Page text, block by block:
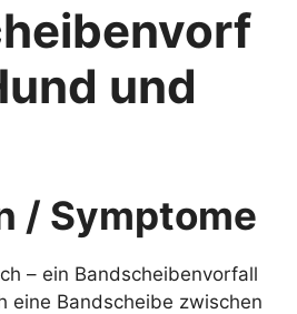
und
/ Symptome
– ein Bandscheibenvorfall
eine Bandscheibe zwischen